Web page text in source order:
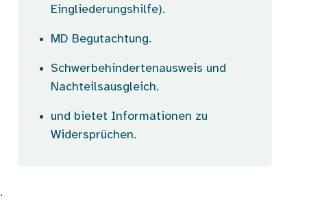
Eingliederungshilfe).
MD Begutachtung.
Schwerbehindertenausweis und
Nachteilsausgleich.
und bietet Informationen zu
Widersprüchen.
.